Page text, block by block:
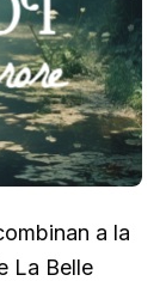
a la
La Belle